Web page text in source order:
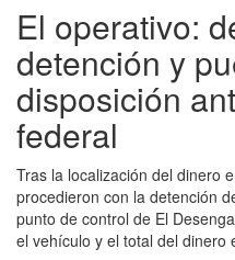
El operativo:
detención y
disposición
federal
Tras la localización del dinero
procedieron con la detención
punto de control de El
el vehículo y el total del dinero